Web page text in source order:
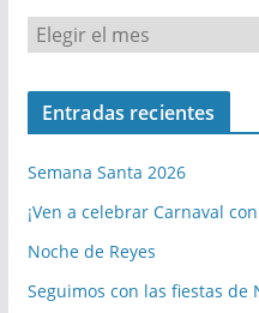
o
d
l
a
s
u
Entradas recientes
Semana Santa 2026
¡Ven a celebrar Carnaval
Noche de Reyes
Seguimos con las fiestas de